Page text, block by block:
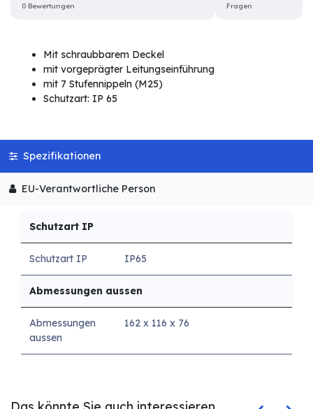
0 Bewertungen Fragen
Mit schraubbarem Deckel
mit vorgeprägter Leitungseinführung
mit 7 Stufennippeln (M25)
Schutzart: IP 65
Spezifikationen
EU-Verantwortliche Person
Schutzart IP
Schutzart IP IP65
Abmessungen aussen
Abmessungen
aussen
162 x 116 x 76
Das könnte Sie auch interessieren